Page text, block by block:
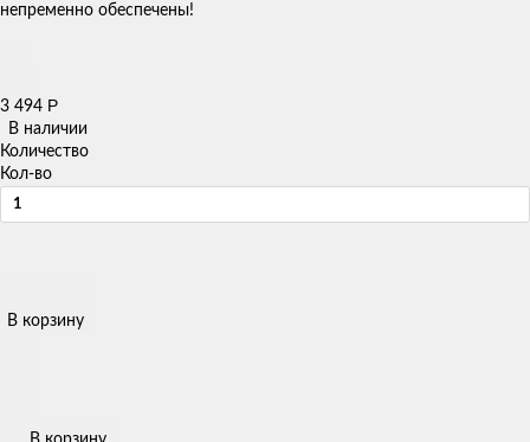
непременно обеспечены!
3 494 Р
В наличии
Количество
Кол-во
В корзину